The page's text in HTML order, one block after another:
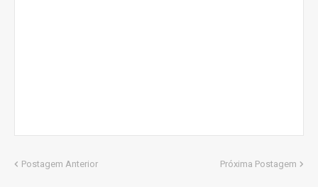
Postagem Anterior Próxima Postagem